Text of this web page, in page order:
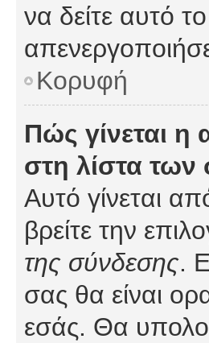
να δείτε αυτό το
Κορυφή
Πώς γίνεται
στη λίστα
Αυτό γίνεται
βρείτε την
της σύνδεσης.
σας θα είναι
εσάς. Θα